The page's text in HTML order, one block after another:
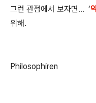
그런 관점에서 보자면... ‘
위해.
Philosophiren